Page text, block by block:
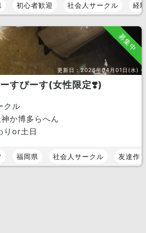
初心者歓迎 社会人サークル 経
募集中
更新日：2026年04月01日(水)
すぴーす(女性限定❣️)
クル
か博多らへん
りor土日
福岡県 社会人サークル 友達作